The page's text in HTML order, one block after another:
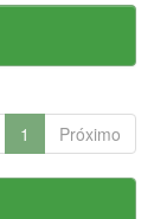
1 Próximo